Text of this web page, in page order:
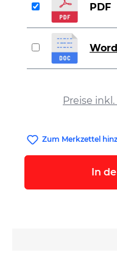
Preise
PDF
Word
Zum Merkzettel
In